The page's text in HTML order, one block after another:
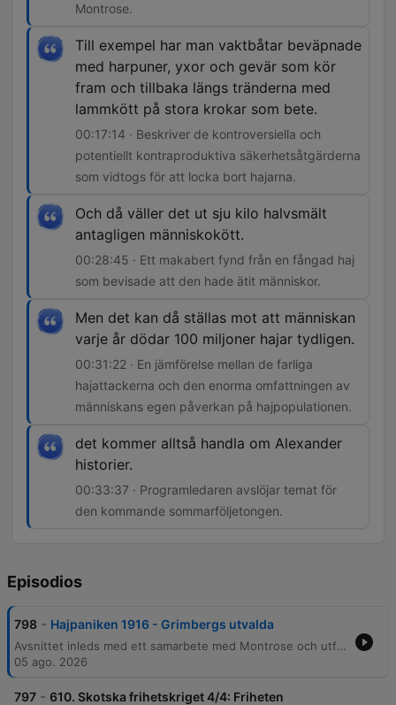
Montrose.
Till exempel har man vaktbåtar beväpnade
med harpuner, yxor och gevär som kör
fram och tillbaka längs tränderna med
lammkött på stora krokar som bete.
00:17:14 · Beskriver de kontroversiella och
potentiellt kontraproduktiva säkerhetsåtgärderna
som vidtogs för att locka bort hajarna.
Och då väller det ut sju kilo halvsmält
antagligen människokött.
00:28:45 · Ett makabert fynd från en fångad haj
som bevisade att den hade ätit människor.
Men det kan då ställas mot att människan
varje år dödar 100 miljoner hajar tydligen.
00:31:22 · En jämförelse mellan de farliga
hajattackerna och den enorma omfattningen av
människans egen påverkan på hajpopulationen.
det kommer alltså handla om Alexander
historier.
00:33:37 · Programledaren avslöjar temat för
den kommande sommarföljetongen.
Episodios
798 - Hajpaniken 1916 - Grimbergs utvalda
Avsnittet inleds med ett samarbete med Montrose och utforskar kopplingarna mellan skotsk historia och det svenska finansföretaget Carnegie, innan samtalet går vidare till fascinationen för hajar och hur de verkliga hajattackerna i New Jersey 1916 inspirerade Steven Spielbergs Jaws. Vidare beskrivs de intensiva attackerna längs USA:s östkust 1916, de desperata säkerhetsinsatserna och paniken som följde. Avsnittet berör även global hajstatistik samt blickar framåt mot en kommande sommarföljetong om Alexander historier.
05 ago. 2026
797 - 610. Skotska frihetskriget 4/4: Friheten